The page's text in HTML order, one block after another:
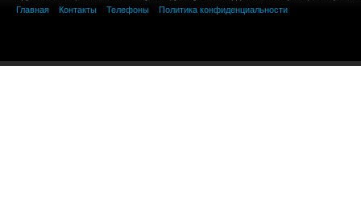
Главная
Контакты Телефоны Политика конфиденциальности